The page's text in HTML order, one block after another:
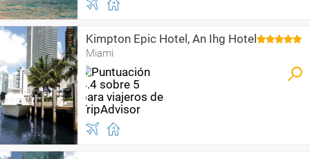
Kimpton Epic Hotel, An Ihg Hotel
Miami